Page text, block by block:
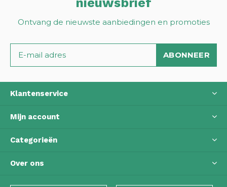
Ontvang de nieuwste aanbiedingen en promoties
ABONNEER
Klantenservice
Mijn account
Categorieën
Over ons